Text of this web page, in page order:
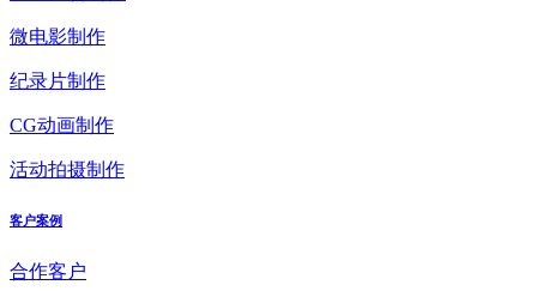
微电影制作
纪录片制作
CG动画制作
活动拍摄制作
客户案例
合作客户